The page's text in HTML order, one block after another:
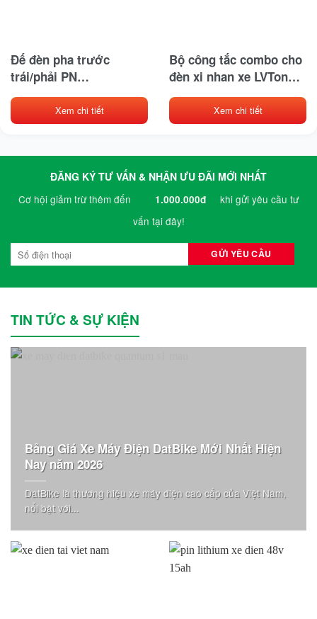
Đế đèn pha trước
trái/phải PN
3.03.004.000079
Xem chi tiết
Bộ công tắc combo cho
đèn xi nhan xe LVTong
PN 3.03.002.000015
Xem chi tiết
ĐĂNG KÝ TƯ VẤN & NHẬN ƯU ĐÃI MỚI NHẤT
Cơ hội giảm trừ thêm đến
1.000.000đ
khi gửi yêu cầu tư
vấn tại đây!
TIN TỨC & SỰ KIỆN
Bảng Giá Xe Máy Điện DatBike Mới Nhất Hiện
Nay năm 2026
DatBike là thương hiệu xe máy điện cao cấp của Việt Nam,
nổi bật với...